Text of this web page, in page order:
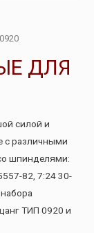
ДЛЯ
силой и
с различными
шпинделями:
82, 7:24 30-
ТИП 0920 и